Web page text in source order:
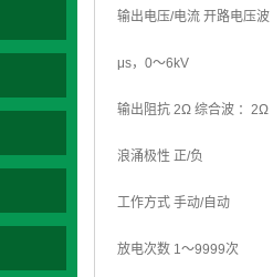
输出电压/电流 开路电压
μs，0～6kV
输出阻抗 2Ω 综合波 ：
浪涌极性 正/负
工作方式 手动/自动
放电次数 1～9999次